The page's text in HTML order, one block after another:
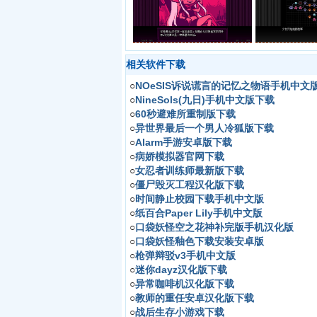
相关软件下载
○NOeSIS诉说谎言的记忆之物语手机中文
○NineSols(九日)手机中文版下载
○60秒避难所重制版下载
○异世界最后一个男人冷狐版下载
○Alarm手游安卓版下载
○病娇模拟器官网下载
○女忍者训练师最新版下载
○僵尸毁灭工程汉化版下载
○时间静止校园下载手机中文版
○纸百合Paper Lily手机中文版
○口袋妖怪空之花神补完版手机汉化版
○口袋妖怪釉色下载安装安卓版
○枪弹辩驳v3手机中文版
○迷你dayz汉化版下载
○异常咖啡机汉化版下载
○教师的重任安卓汉化版下载
○战后生存小游戏下载